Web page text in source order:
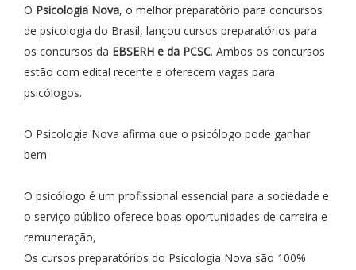
O Psicologia Nova, o melhor preparatório para concursos
de psicologia do Brasil, lançou cursos preparatórios para
os concursos da EBSERH e da PCSC. Ambos os concursos
estão com edital recente e oferecem vagas para
psicólogos.
O Psicologia Nova afirma que o psicólogo pode ganhar
bem
O psicólogo é um profissional essencial para a sociedade e
o serviço público oferece boas oportunidades de carreira e
remuneração,
Os cursos preparatórios do Psicologia Nova são 100%